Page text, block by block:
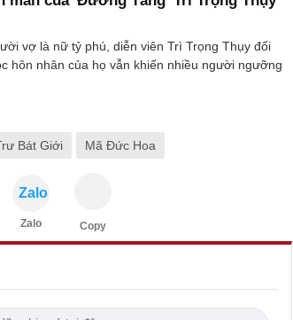
vợ là nữ tỷ phú, diễn viên Trì Trọng Thụy đối
hôn nhân của họ vẫn khiến nhiều người ngưỡng
Bát Giới Mã Đức Hoa
Zalo
Zalo Copy